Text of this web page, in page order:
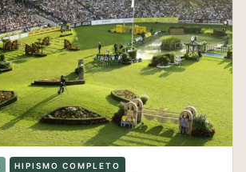
HIPISMO COMPLETO